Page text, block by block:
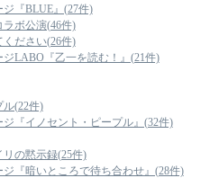
『BLUE』(27件)
ラボ公演(46件)
ださい(26件)
LABO『乙一を読む！』(21件)
ル(22件)
『イノセント・ピープル』(32件)
の黙示録(25件)
『暗いところで待ち合わせ』(28件)